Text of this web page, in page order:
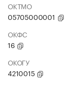
ОКТМО
05705000001
ОКФС
16
ОКОГУ
4210015